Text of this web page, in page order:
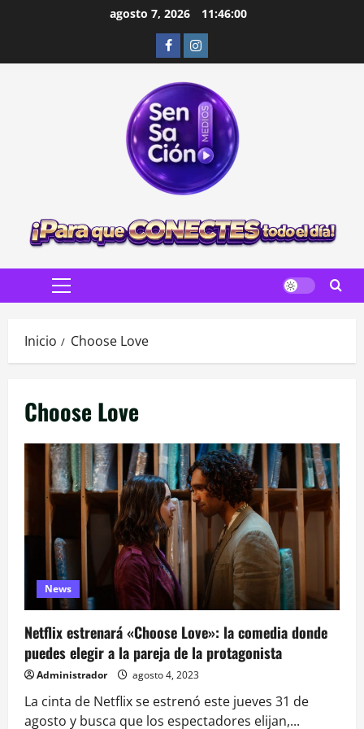
agosto 7, 2026 11:46:01
FacebookInstagram
Menú
Inicio Choose Love
Choose Love
News
Netflix estrenará «Choose Love»: la comedia donde
puedes elegir a la pareja de la protagonista
Administrador agosto 4, 2023
La cinta de Netflix se estrenó este jueves 31 de
agosto y busca que los espectadores elijan,...